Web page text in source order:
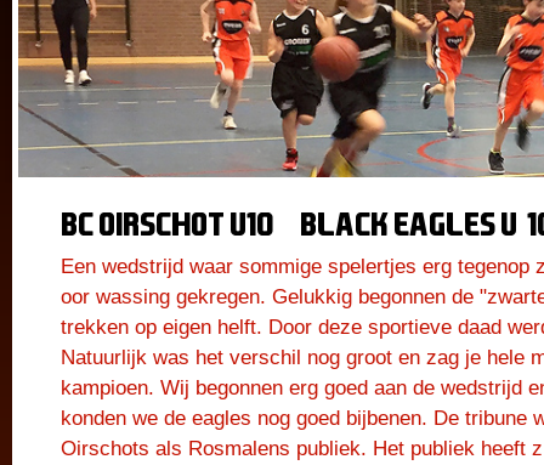
BC Oirschot U10 – Black Eagles U-
Een wedstrijd waar sommige spelertjes erg tegenop
oor wassing gekregen. Gelukkig begonnen de
trekken op eigen helft. Door deze sportieve daad
Natuurlijk was het verschil nog groot en zag je hele
kampioen. Wij begonnen erg goed aan de wedstrijd
konden we de eagles nog goed bijbenen. De tribune
Oirschots als Rosmalens publiek. Het publiek heeft